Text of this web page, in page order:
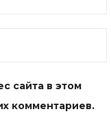
сайта в этом
комментариев.